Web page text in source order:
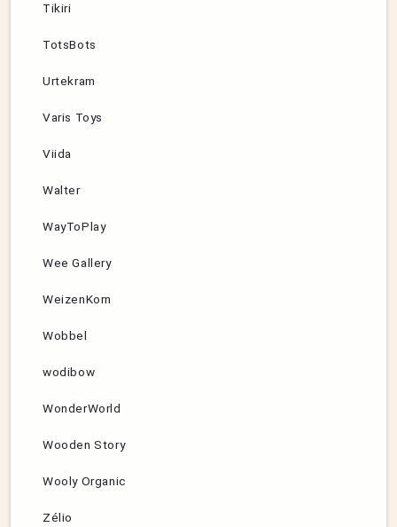
Tikiri
TotsBots
Urtekram
Varis Toys
Viida
Walter
WayToPlay
Wee Gallery
WeizenKorn
Wobbel
wodibow
WonderWorld
Wooden Story
Wooly Organic
Zélio